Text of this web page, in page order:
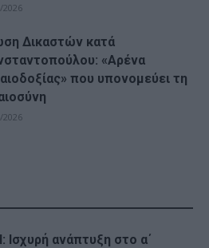
2026
Δικαστών κατά
«Αρένα
που υπονομεύει τη
2026
Ισχυρή ανάπτυξη στο α΄